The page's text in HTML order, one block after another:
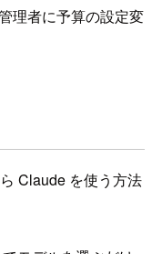
理者に予算の設定変
Claude を使う方法